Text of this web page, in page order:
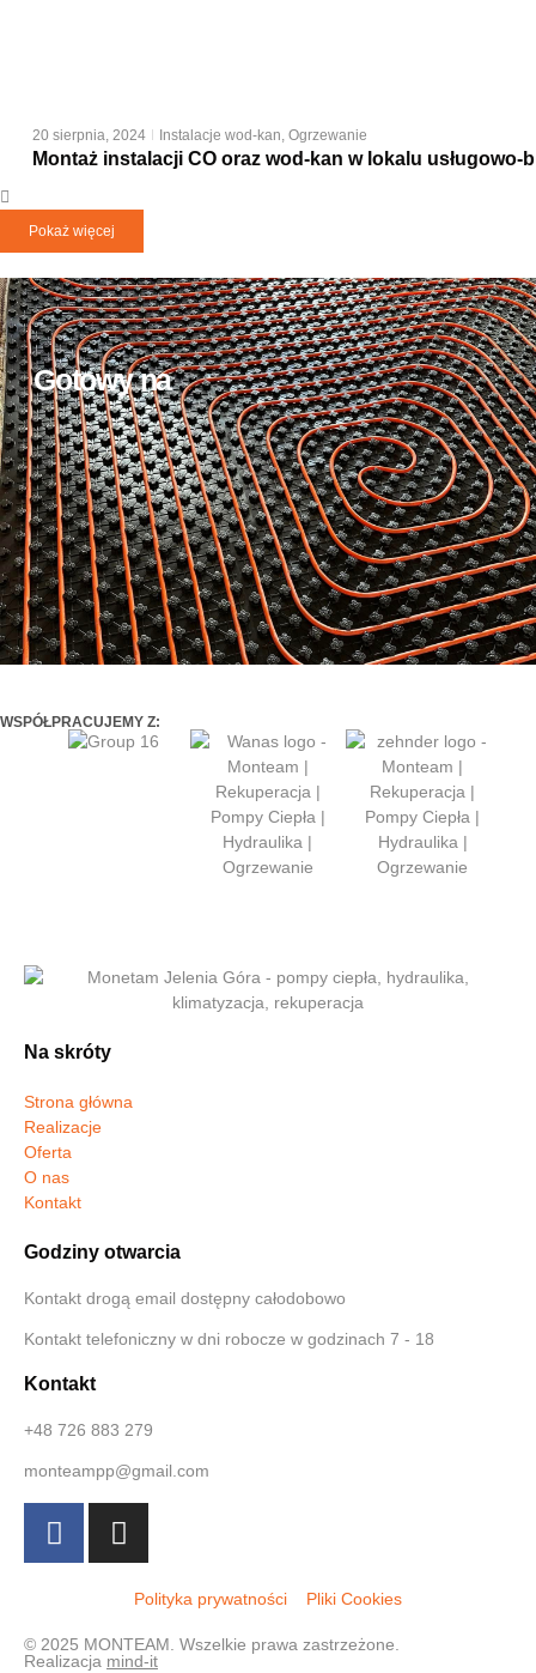
20 sierpnia, 2024 Instalacje wod-kan Ogrzewanie
Montaż instalacji CO oraz wod-kan w lokalu usługowo-
Pokaż więcej
Gotowy na
WSPÓŁPRACUJEMY Z:
Na skróty
Strona główna
Realizacje
Oferta
O nas
Kontakt
Godziny otwarcia
Kontakt drogą email dostępny całodobowo
Kontakt telefoniczny w dni robocze w godzinach 7 - 18
Kontakt
+48 726 883 279
monteampp@gmail.com
© 2025 MONTEAM. Wszelkie prawa zastrzeżone.
Realizacja mind-it
Polityka prywatności Pliki Cookies